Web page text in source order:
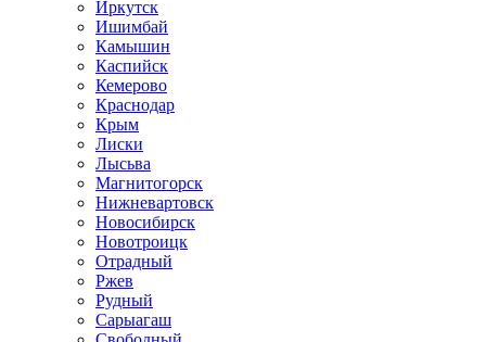
Иркутск
Ишимбай
Камышин
Каспийск
Кемерово
Краснодар
Крым
Лиски
Лысьва
Магнитогорск
Нижневартовск
Новосибирск
Новотроицк
Отрадный
Ржев
Рудный
Сарыагаш